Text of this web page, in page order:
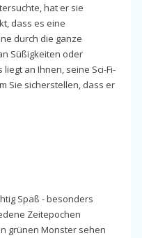
hat er sie
dass es eine
durch die ganze
Süßigkeiten oder
an Ihnen, seine Sci-Fi-
Sie sicherstellen, dass er
Spaß - besonders
Zeitepochen
grünen Monster sehen